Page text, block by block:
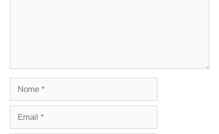
Nome
Email